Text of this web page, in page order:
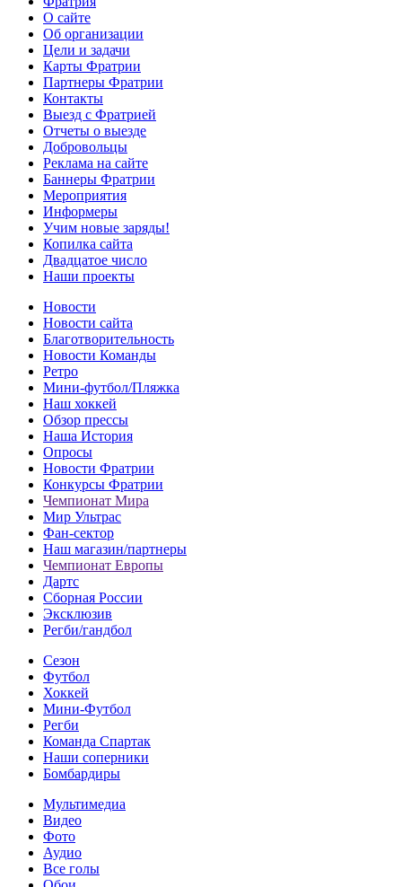
О сайте
Об организации
Цели и задачи
Карты Фратрии
Партнеры Фратрии
Контакты
Выезд с Фратрией
Отчеты о выезде
Добровольцы
Реклама на сайте
Баннеры Фратрии
Мероприятия
Информеры
Учим новые заряды!
Копилка сайта
Двадцатое число
Наши проекты
Новости
Новости сайта
Благотворительность
Новости Команды
Ретро
Мини-футбол/Пляжка
Наш хоккей
Обзор прессы
Наша История
Опросы
Новости Фратрии
Конкурсы Фратрии
Чемпионат Мира
Мир Ультрас
Фан-cектор
Наш магазин/партнеры
Чемпионат Европы
Дартс
Сборная России
Эксклюзив
Регби/гандбол
Сезон
Футбол
Хоккей
Мини-Футбол
Регби
Команда Спартак
Наши соперники
Бомбардиры
Мультимедиа
Видео
Фото
Аудио
Все голы